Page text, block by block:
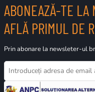
ABONEAZĂ-TE LA
AFLĂ PRIMUL DE
Prin abonare la newsleter-ul